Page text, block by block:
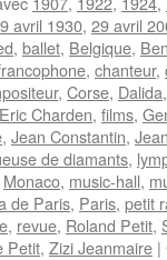
avril 1930, 29 avril
, ballet, Belgique,
, chanteur,
, Corse, Dalida
Eric Charden, films,
, Jean Constantin,
de diamants,
Monaco, music-hall,
de Paris, Paris, petit
, revue, Roland Petit,
Petit, Zizi Jeanmaire |